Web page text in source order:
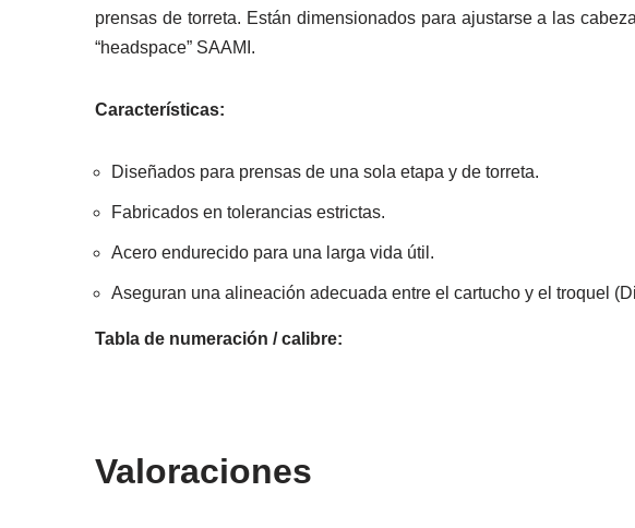
prensas de torreta. Están dimensionados para ajustarse a las
“headspace” SAAMI.
Características:
Diseñados para prensas de una sola etapa y de torreta.
Fabricados en tolerancias estrictas.
Acero endurecido para una larga vida útil.
Aseguran una alineación adecuada entre el cartucho y el troquel
Tabla de numeración / calibre:
Valoraciones